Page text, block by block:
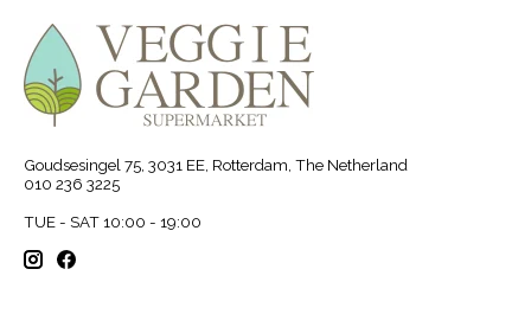
Goudsesingel 75, 3031 EE, Rotterdam, The Netherland
010 236 3225
TUE - SAT 10:00 - 19:00